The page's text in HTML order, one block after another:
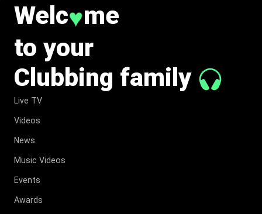
Welc♥me
to your
Clubbing family
Live TV
Videos
News
Music Videos
Events
Awards